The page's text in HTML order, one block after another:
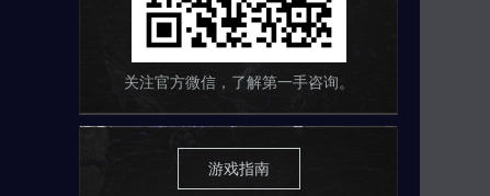
关注官方微信，了解第一手咨询。
游戏指南